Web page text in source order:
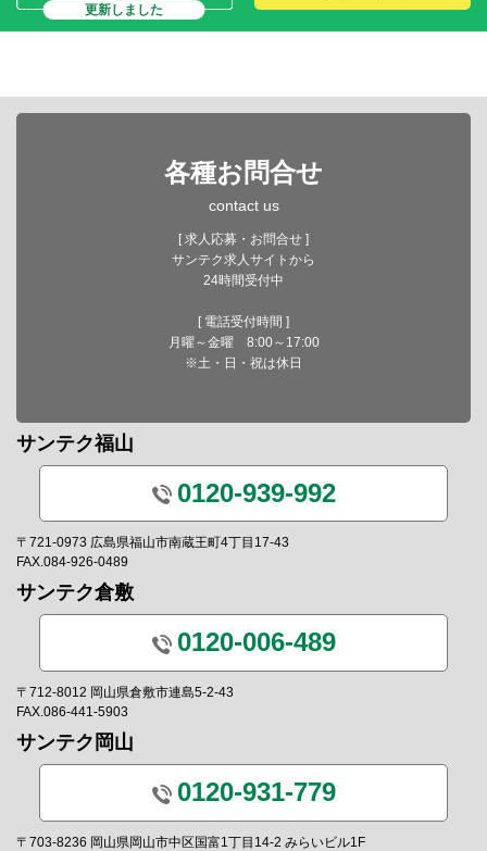
更新しました
各種お問合せ
contact us
[ 求人応募・お問合せ ]
サンテク求人サイトから
24時間受付中
[ 電話受付時間 ]
月曜～金曜 8:00～17:00
※土・日・祝は休日
サンテク福山
0120-939-992
〒721-0973 広島県福山市南蔵王町4丁目17-43
FAX.084-926-0489
サンテク倉敷
0120-006-489
〒712-8012 岡山県倉敷市連島5-2-43
FAX.086-441-5903
サンテク岡山
0120-931-779
〒703-8236 岡山県岡山市中区国富1丁目14-2 みらいビル1F